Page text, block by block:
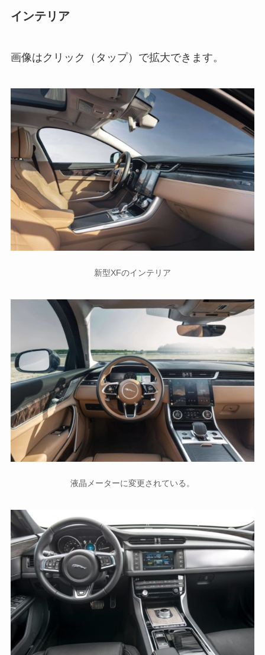
インテリア
画像はクリック（タップ）で拡大できます。
新型XFのインテリア
液晶メーターに変更されている。